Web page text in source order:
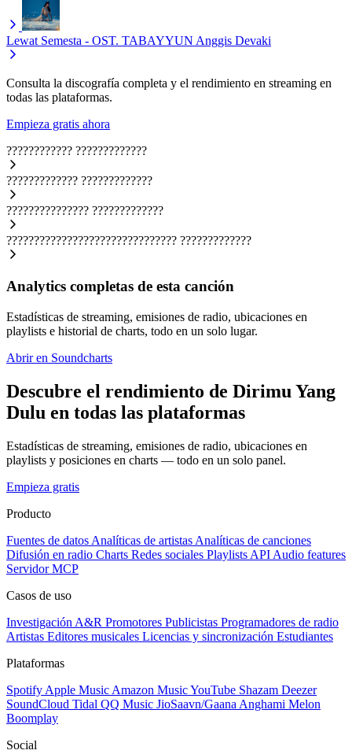
Lewat Semesta - OST. TABAYYUN Anggis Devaki
Consulta la discografía completa y el rendimiento en streaming en
todas las plataformas.
Empieza gratis ahora
???????????? ?????????????
????????????? ?????????????
??????????????? ?????????????
??????????????????????????????? ?????????????
Analytics completas de esta canción
Estadísticas de streaming, emisiones de radio, ubicaciones en
playlists e historial de charts, todo en un solo lugar.
Abrir en Soundcharts
Descubre el rendimiento de Dirimu Yang
Dulu en todas las plataformas
Estadísticas de streaming, emisiones de radio, ubicaciones en
playlists y posiciones en charts — todo en un solo panel.
Empieza gratis
Producto
Fuentes de datos Analíticas de artistas Analíticas de canciones
Difusión en radio Charts Redes sociales Playlists API Audio features
Servidor MCP
Casos de uso
Investigación A&R Promotores Publicistas Programadores de radio
Artistas Editores musicales Licencias y sincronización Estudiantes
Plataformas
Spotify Apple Music Amazon MusicYouTube Shazam Deezer
SoundCloud Tidal QQ Music JioSaavn/Gaana Anghami Melon
Boomplay
Social